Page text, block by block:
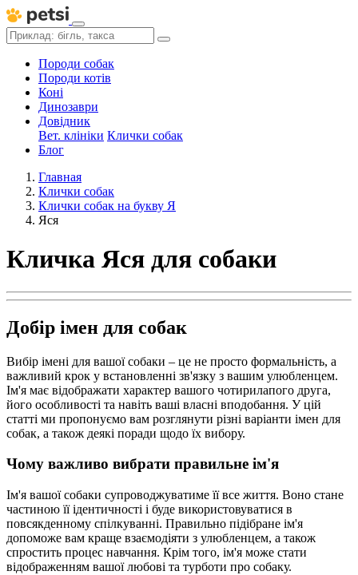
Породи собак
Породи котів
Коні
Динозаври
Довідник
Вет. клініки Клички собак
Блог
Главная
Клички собак
Клички собак на букву Я
Яся
Кличка Яся для собаки
Добір імен для собак
Вибір імені для вашої собаки – це не просто формальність, а
важливий крок у встановленні зв'язку з вашим улюбленцем.
Ім'я має відображати характер вашого чотирилапого друга,
його особливості та навіть ваші власні вподобання. У цій
статті ми пропонуємо вам розглянути різні варіанти імен для
собак, а також деякі поради щодо їх вибору.
Чому важливо вибрати правильне ім'я
Ім'я вашої собаки супроводжуватиме її все життя. Воно стане
частиною її ідентичності і буде використовуватися в
повсякденному спілкуванні. Правильно підібране ім'я
допоможе вам краще взаємодіяти з улюбленцем, а також
спростить процес навчання. Крім того, ім'я може стати
відображенням вашої любові та турботи про собаку.